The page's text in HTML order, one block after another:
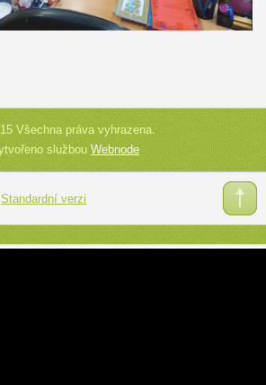
Všechna práva vyhrazena.
službouWebnode
Standardní verzi